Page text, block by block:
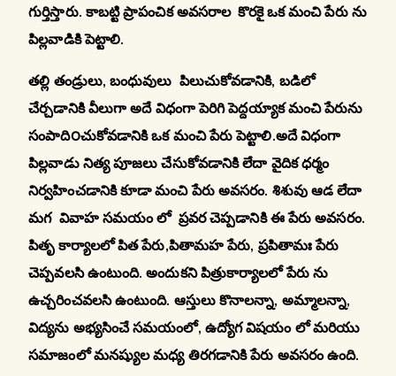
గుర్తిస్తారు. కాబట్టి ప్రాపంచిక అవసరాల కొరకై ఒక మంచి పేరు ను
పిల్లవాడికి పెట్టాలి.
తల్లి తండ్రులు, బంధువులు పిలుచుకోవడానికి, బడిలో
చేర్చడానికి వీలుగా అదే విధంగా పెరిగి పెద్దయ్యాక మంచి పేరును
సంపాది౦చుకోవడానికి ఒక మంచి పేరు పెట్టాలి.అదే విధంగా
పిల్లవాడు నిత్య పూజలు చేసుకోవడానికి లేదా వైదిక ధర్మం
నిర్వహించడానికి కూడా మంచి పేరు అవసరం. శిశువు ఆడ లేదా
మగ వివాహ సమయం లో ప్రవర చెప్పడానికి ఈ పేరు అవసరం.
పితృ కార్యాలలో పిత పేరు,పితామహ పేరు, ప్రపితామః పేరు
చెప్పవలసి ఉంటుంది. అందుకని పిత్రుకార్యాలలో పేరు ను
ఉచ్చరించవలసి ఉంటుంది. ఆస్తులు కొనాలన్నా, అమ్మాలన్నా,
విద్యను అభ్యసించే సమయంలో, ఉద్యోగ విషయం లో మరియు
సమాజంలో మనష్యుల మధ్య తిరగడానికి పేరు అవసరం ఉంది.